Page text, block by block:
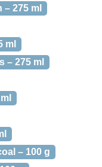
275 ml
ml
– 275 ml
– 100 g